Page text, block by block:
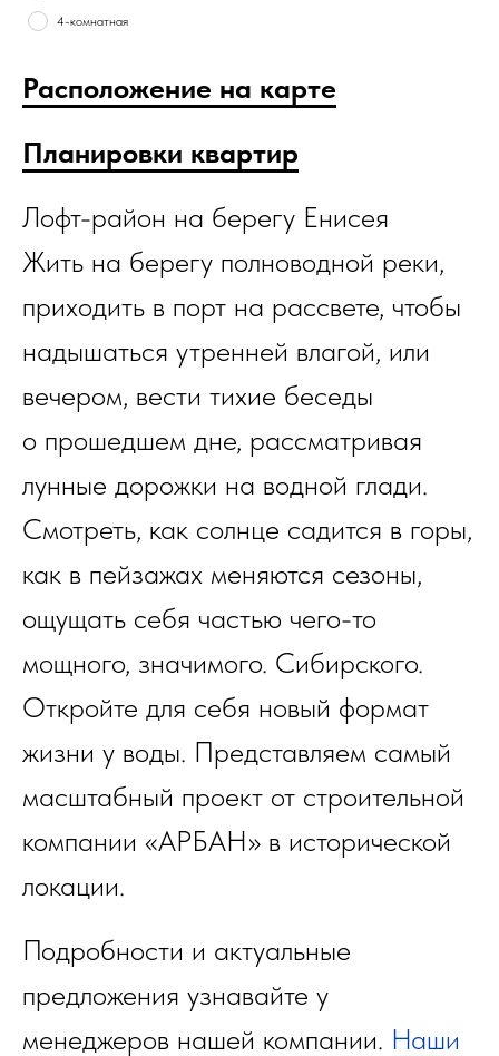
4-комнатная
Расположение на карте
Планировки квартир
Лофт-район на берегу Енисея
Жить на берегу полноводной реки,
приходить в порт на рассвете, чтобы
надышаться утренней влагой, или
вечером, вести тихие беседы
о прошедшем дне, рассматривая
лунные дорожки на водной глади.
Смотреть, как солнце садится в горы,
как в пейзажах меняются сезоны,
ощущать себя частью чего-то
мощного, значимого. Сибирского.
Откройте для себя новый формат
жизни у воды. Представляем самый
масштабный проект от строительной
компании «АРБАН» в исторической
локации.
Подробности и актуальные
предложения узнавайте у
менеджеров нашей компании. Наши